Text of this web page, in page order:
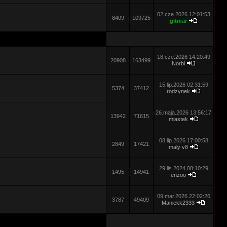
8409 109725
02.cze.2026 12:01:53
gitmar
20908 163499
18.cze.2026 14:20:49
Norbi
5374 37412
15.lip.2026 02:31:59
rodzynek
13942 71615
26.maja.2026 13:56:17
miastek
2849 17421
08.lip.2026 17:00:58
mały v8
1495 14941
29.lis.2024 08:10:29
enzoo
3787 49409
09.mar.2026 22:02:26
Maniekk2333